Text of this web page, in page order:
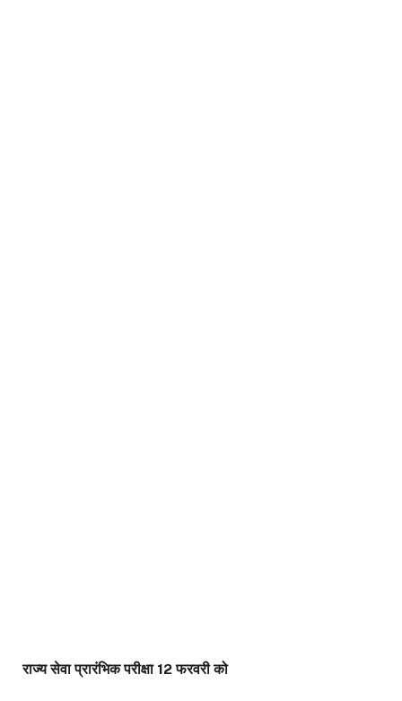
राज्य सेवा प्रारंभिक परीक्षा 12 फरवरी को